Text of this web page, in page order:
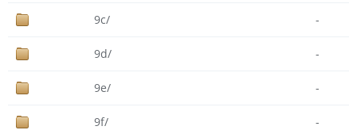
9c/ -
9d/ -
9e/ -
9f/ -